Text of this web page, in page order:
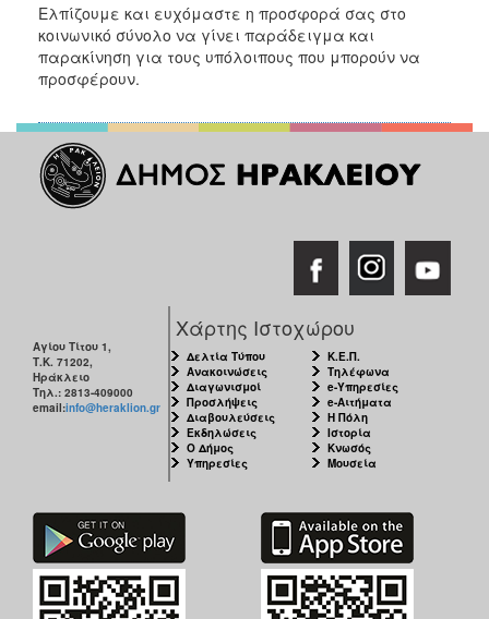
Ελπίζουμε και ευχόμαστε η προσφορά σας στο
κοινωνικό σύνολο να γίνει παράδειγμα και
παρακίνηση για τους υπόλοιπους που μπορούν να
προσφέρουν.
Αγίου Τίτου 1,
Τ.Κ. 71202,
Ηράκλειο
Τηλ.: 2813-409000
email:info@heraklion.gr
Χάρτης Ιστοχώρου
Δελτία Τύπου
Ανακοινώσεις
Διαγωνισμοί
Προσλήψεις
Διαβουλεύσεις
Εκδηλώσεις
Ο Δήμος
Υπηρεσίες
Κ.Ε.Π.
Τηλέφωνα
e-Υπηρεσίες
e-Αιτήματα
Η Πόλη
Ιστορία
Κνωσός
Μουσεία